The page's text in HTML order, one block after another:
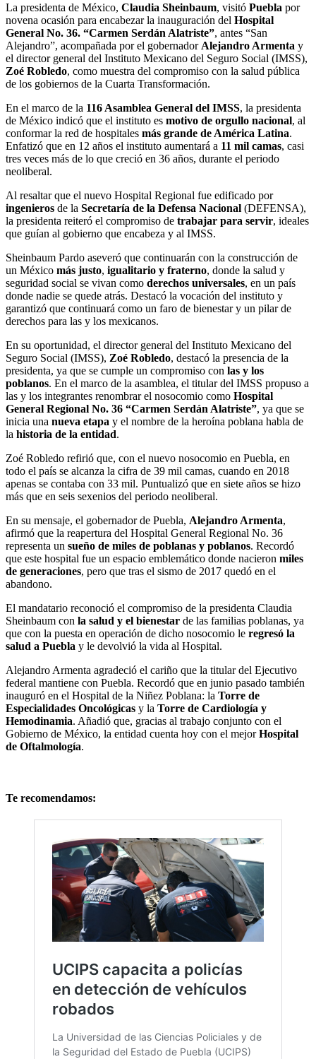
La presidenta de México, Claudia Sheinbaum, visitó Puebla por
novena ocasión para encabezar la inauguración del Hospital
General No. 36. “Carmen Serdán Alatriste”, antes “San
Alejandro”, acompañada por el gobernador Alejandro Armenta y
el director general del Instituto Mexicano del Seguro Social (IMSS),
Zoé Robledo, como muestra del compromiso con la salud pública
de los gobiernos de la Cuarta Transformación.
En el marco de la 116 Asamblea General del IMSS, la presidenta
de México indicó que el instituto es motivo de orgullo nacional, al
conformar la red de hospitales más grande de América Latina.
Enfatizó que en 12 años el instituto aumentará a 11 mil camas, casi
tres veces más de lo que creció en 36 años, durante el periodo
neoliberal.
Al resaltar que el nuevo Hospital Regional fue edificado por
ingenieros de la Secretaría de la Defensa Nacional (DEFENSA),
la presidenta reiteró el compromiso de trabajar para servir, ideales
que guían al gobierno que encabeza y al IMSS.
Sheinbaum Pardo aseveró que continuarán con la construcción de
un México más justo, igualitario y fraterno, donde la salud y
seguridad social se vivan como derechos universales, en un país
donde nadie se quede atrás. Destacó la vocación del instituto y
garantizó que continuará como un faro de bienestar y un pilar de
derechos para las y los mexicanos.
En su oportunidad, el director general del Instituto Mexicano del
Seguro Social (IMSS), Zoé Robledo, destacó la presencia de la
presidenta, ya que se cumple un compromiso con las y los
poblanos. En el marco de la asamblea, el titular del IMSS propuso a
las y los integrantes renombrar el nosocomio como Hospital
General Regional No. 36 “Carmen Serdán Alatriste”, ya que se
inicia una nueva etapa y el nombre de la heroína poblana habla de
la historia de la entidad.
Zoé Robledo refirió que, con el nuevo nosocomio en Puebla, en
todo el país se alcanza la cifra de 39 mil camas, cuando en 2018
apenas se contaba con 33 mil. Puntualizó que en siete años se hizo
más que en seis sexenios del periodo neoliberal.
En su mensaje, el gobernador de Puebla, Alejandro Armenta,
afirmó que la reapertura del Hospital General Regional No. 36
representa un sueño de miles de poblanas y poblanos. Recordó
que este hospital fue un espacio emblemático donde nacieron miles
de generaciones, pero que tras el sismo de 2017 quedó en el
abandono.
El mandatario reconoció el compromiso de la presidenta Claudia
Sheinbaum con la salud y el bienestar de las familias poblanas, ya
que con la puesta en operación de dicho nosocomio le regresó la
salud a Puebla y le devolvió la vida al Hospital.
Alejandro Armenta agradeció el cariño que la titular del Ejecutivo
federal mantiene con Puebla. Recordó que en junio pasado también
inauguró en el Hospital de la Niñez Poblana: la Torre de
Especialidades Oncológicas y la Torre de Cardiología y
Hemodinamia. Añadió que, gracias al trabajo conjunto con el
Gobierno de México, la entidad cuenta hoy con el mejorHospital
de Oftalmología.
Te recomendamos: